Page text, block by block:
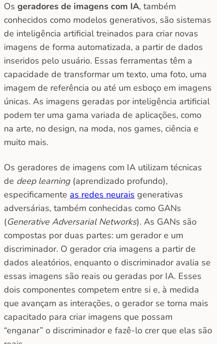
Os geradores de imagens com IA, também
conhecidos como modelos generativos, são sistemas
de inteligência artificial treinados para criar novas
imagens de forma automatizada, a partir de dados
inseridos pelo usuário. Essas ferramentas têm a
capacidade de transformar um texto, uma foto, uma
imagem de referência ou até um esboço em imagens
únicas. As imagens geradas por inteligência artificial
podem ter uma gama variada de aplicações, como
na arte, no design, na moda, nos games, ciência e
muito mais.
Os geradores de imagens com IA utilizam técnicas
de deep learning(aprendizado profundo),
especificamente as redes neurais generativas
adversárias, também conhecidas como GANs
(Generative Adversarial Networks). As GANs são
compostas por duas partes: um gerador e um
discriminador. O gerador cria imagens a partir de
dados aleatórios, enquanto o discriminador avalia se
essas imagens são reais ou geradas por IA. Esses
dois componentes competem entre si e, à medida
que avançam as interações, o gerador se torna mais
capacitado para criar imagens que possam
“enganar” o discriminador e fazê-lo crer que elas são